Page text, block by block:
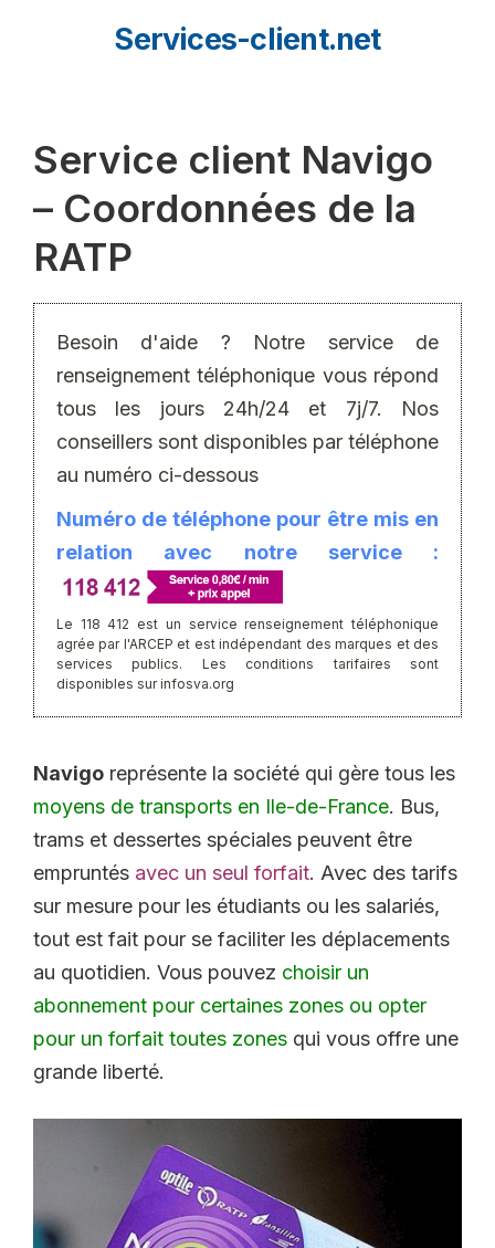
Services-client.net
Service client Navigo
– Coordonnées de la
RATP
Besoin d'aide ? Notre service de
renseignement téléphonique vous répond
tous les jours 24h/24 et 7j/7. Nos
conseillers sont disponibles par téléphone
au numéro ci-dessous
Numéro de téléphone pour être mis en
relation avec notre service :
Le 118 412 est un service renseignement téléphonique
agrée par l'ARCEP et est indépendant des marques et des
services publics. Les conditions tarifaires sont
disponibles sur infosva.org
Navigo représente la société qui gère tous les
moyens de transports en Ile-de-France. Bus,
trams et dessertes spéciales peuvent être
empruntés avec un seul forfait. Avec des tarifs
sur mesure pour les étudiants ou les salariés,
tout est fait pour se faciliter les déplacements
au quotidien. Vous pouvez choisir un
abonnement pour certaines zones ou opter
pour un forfait toutes zones qui vous offre une
grande liberté.